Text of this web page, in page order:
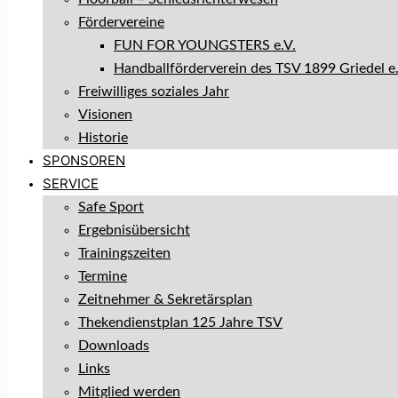
Fördervereine
FUN FOR YOUNGSTERS e.V.
Handballförderverein des TSV 1899 Griedel
Freiwilliges soziales Jahr
Visionen
Historie
SPONSOREN
SERVICE
Safe Sport
Ergebnisübersicht
Trainingszeiten
Termine
Zeitnehmer & Sekretärsplan
Thekendienstplan 125 Jahre TSV
Downloads
Links
Mitglied werden